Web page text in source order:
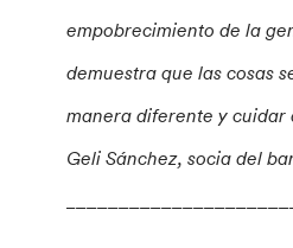
empobrecimiento de la
demuestra que las cosas
manera diferente y cuidar
Geli Sánchez, socia del